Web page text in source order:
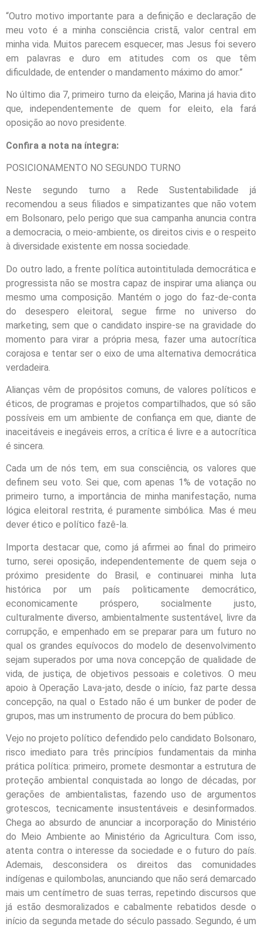
“Outro motivo importante para a definição e declaração de
meu voto é a minha consciência cristã, valor central em
minha vida. Muitos parecem esquecer, mas Jesus foi severo
em palavras e duro em atitudes com os que têm
dificuldade, de entender o mandamento máximo do amor.”
No último dia 7, primeiro turno da eleição, Marina já havia dito
que, independentemente de quem for eleito, ela fará
oposição ao novo presidente.
Confira a nota na íntegra:
POSICIONAMENTO NO SEGUNDO TURNO
Neste segundo turno a Rede Sustentabilidade já
recomendou a seus filiados e simpatizantes que não votem
em Bolsonaro, pelo perigo que sua campanha anuncia contra
a democracia, o meio-ambiente, os direitos civis e o respeito
à diversidade existente em nossa sociedade.
Do outro lado, a frente política autointitulada democrática e
progressista não se mostra capaz de inspirar uma aliança ou
mesmo uma composição. Mantém o jogo do faz-de-conta
do desespero eleitoral, segue firme no universo do
marketing, sem que o candidato inspire-se na gravidade do
momento para virar a própria mesa, fazer uma autocrítica
corajosa e tentar ser o eixo de uma alternativa democrática
verdadeira.
Alianças vêm de propósitos comuns, de valores políticos e
éticos, de programas e projetos compartilhados, que só são
possíveis em um ambiente de confiança em que, diante de
inaceitáveis e inegáveis erros, a crítica é livre e a autocrítica
é sincera.
Cada um de nós tem, em sua consciência, os valores que
definem seu voto. Sei que, com apenas 1% de votação no
primeiro turno, a importância de minha manifestação, numa
lógica eleitoral restrita, é puramente simbólica. Mas é meu
dever ético e político fazê-la.
Importa destacar que, como já afirmei ao final do primeiro
turno, serei oposição, independentemente de quem seja o
próximo presidente do Brasil, e continuarei minha luta
histórica por um país politicamente democrático,
economicamente próspero, socialmente justo,
culturalmente diverso, ambientalmente sustentável, livre da
corrupção, e empenhado em se preparar para um futuro no
qual os grandes equívocos do modelo de desenvolvimento
sejam superados por uma nova concepção de qualidade de
vida, de justiça, de objetivos pessoais e coletivos. O meu
apoio à Operação Lava-jato, desde o início, faz parte dessa
concepção, na qual o Estado não é um bunker de poder de
grupos, mas um instrumento de procura do bem público.
Vejo no projeto político defendido pelo candidato Bolsonaro,
risco imediato para três princípios fundamentais da minha
prática política: primeiro, promete desmontar a estrutura de
proteção ambiental conquistada ao longo de décadas, por
gerações de ambientalistas, fazendo uso de argumentos
grotescos, tecnicamente insustentáveis e desinformados.
Chega ao absurdo de anunciar a incorporação do Ministério
do Meio Ambiente ao Ministério da Agricultura. Com isso,
atenta contra o interesse da sociedade e o futuro do país.
Ademais, desconsidera os direitos das comunidades
indígenas e quilombolas, anunciando que não será demarcado
mais um centímetro de suas terras, repetindo discursos que
já estão desmoralizados e cabalmente rebatidos desde o
início da segunda metade do século passado. Segundo, é um